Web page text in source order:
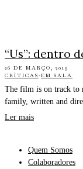
“Us”: dentro
26 DE MARÇO, 2019
CRÍTICAS·EM SALA
The film is on track to
family, written and
Ler mais
Quem Somos
Colaboradores